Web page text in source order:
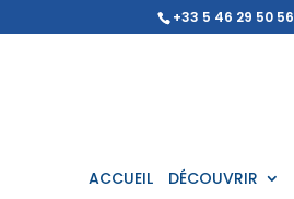
+33 5 46 29 50 56
ACCUEIL DÉCOUVRIR